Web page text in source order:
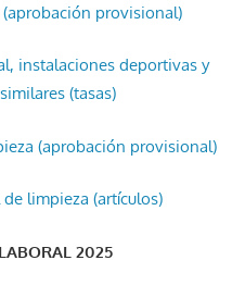
provisional)
instalaciones deportivas y
(tasas)
(aprobación provisional)
limpieza (artículos)
2025